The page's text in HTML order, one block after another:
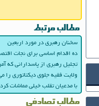
مطالب مرتبط
سخنان رهبری در مورد اربعین
ده اقدام اساسی برای نجات
تجلیل رهبری از پاسدارانی که
ولایت فقیه جلوی دیکتاتوری را
با مدعیان تقلب خیلی مماشات
مطالب تصادفی